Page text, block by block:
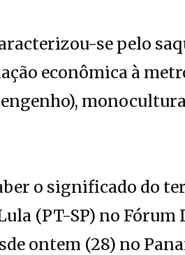
se pelo
econômica à
o significado do
(PT-SP) no
ontem (28) no